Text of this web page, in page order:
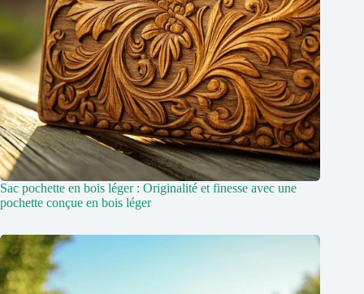
Sac pochette en bois léger : Originalité et finesse avec une
pochette conçue en bois léger